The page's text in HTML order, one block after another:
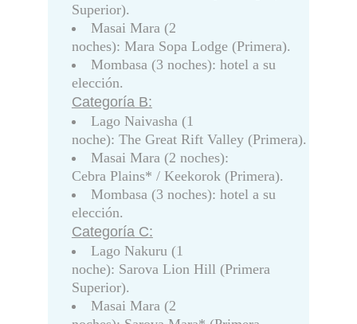
Superior).
Masai Mara (2
noches): Mara Sopa Lodge (Primera).
Mombasa (3 noches): hotel a su
elección.
Categoría B:
Lago Naivasha (1
noche): The Great Rift Valley (Primera).
Masai Mara (2 noches):
Cebra Plains* / Keekorok (Primera).
Mombasa (3 noches): hotel a su
elección.
Categoría C:
Lago Nakuru (1
noche): Sarova Lion Hill (Primera
Superior).
Masai Mara (2